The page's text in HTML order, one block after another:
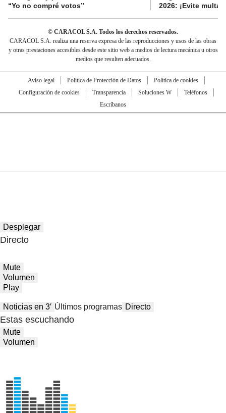
“Yo no compré votos”
2026: ¡Evite
© CARACOL S.A. Todos los derechos reservados.
CARACOL S.A. realiza una reserva expresa de las reproducciones y usos de las obras
y otras prestaciones accesibles desde este sitio web a medios de lectura mecánica u otros
medios que resulten adecuados.
Aviso legal Política de Protección de Datos
Política de cookies
Configuración de cookies
Transparencia Soluciones W
Teléfonos
Escríbanos
Desplegar
Directo
Mute
Volumen
Play
Noticias en 3′ Últimos programas Directo
Estas escuchando
Mute
Volumen